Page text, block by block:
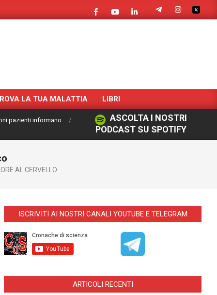
LA TUA MALATTIA LIBRI
pazienti informano
ASCOLTA I NOSTRI
PODCAST SU SPOTIFY
AL CERVELLO
ISCRIVITI AI NOSTRI CANALI YOUTUBE E TELEGRAM
ARTICOLI RECENTI